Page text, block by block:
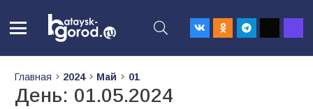
Главная 2024 Май 01
День: 01.05.2024